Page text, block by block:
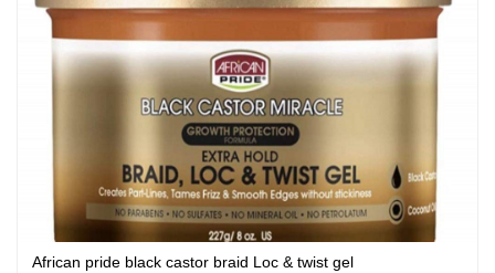
African pride black castor braid Loc & twist gel